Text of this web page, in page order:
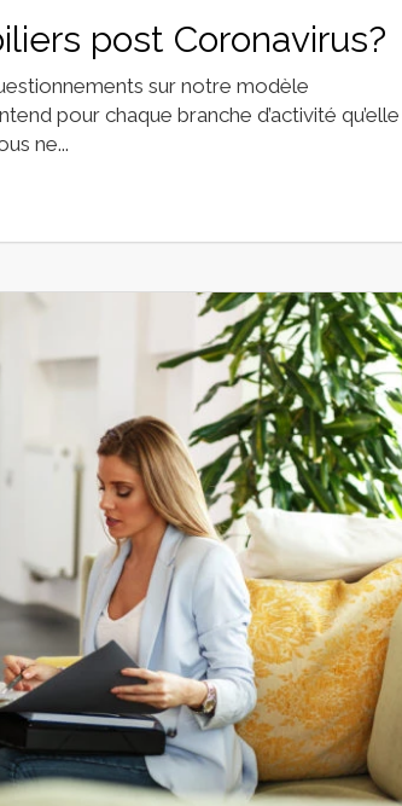
post Coronavirus?
sur notre modèle
pour chaque branche d’activité qu’elle
ne...